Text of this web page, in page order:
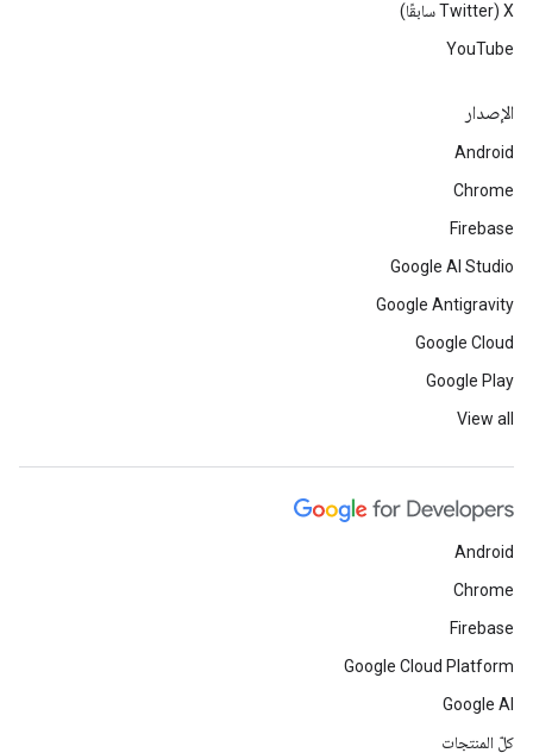
‫X ‏(Twitter سابقًا)
YouTube
الإصدار
Android
Chrome
Firebase
Google AI Studio
Google Antigravity
Google Cloud
Google Play
View all
Android
Chrome
Firebase
Google Cloud Platform
Google AI
كلّ المنتجات